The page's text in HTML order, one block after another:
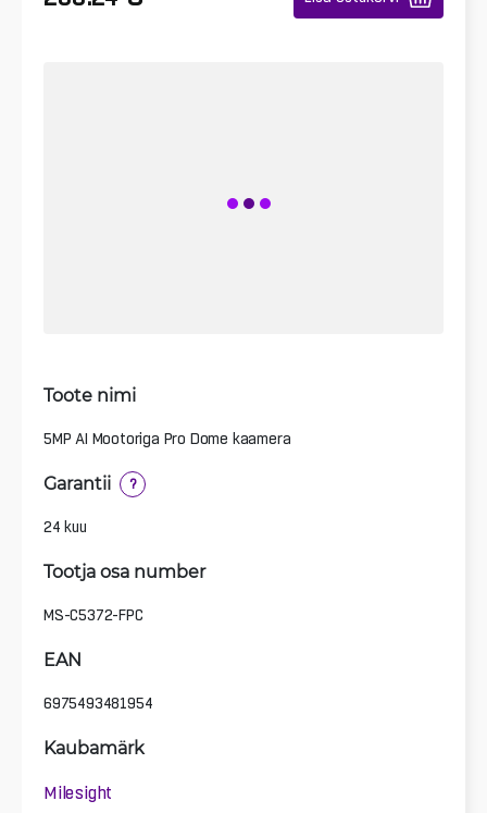
Toote nimi
5MP AI Mootoriga Pro Dome kaamera
Garantii ?
24 kuu
Tootja osa number
MS-C5372-FPC
EAN
6975493481954
Kaubamärk
Milesight